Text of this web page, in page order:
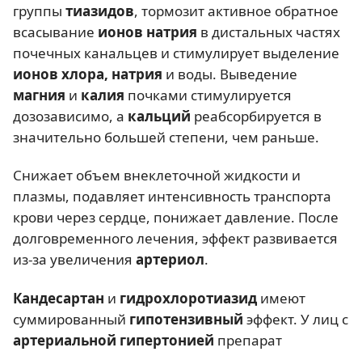
группы тиазидов, тормозит активное обратное
всасывание ионов натрия в дистальных частях
почечных канальцев и стимулирует выделение
ионов хлора, натрия и воды. Выведение
магния и калия почками стимулируется
дозозависимо, а кальций реабсорбируется в
значительно большей степени, чем раньше.
Снижает объем внеклеточной жидкости и
плазмы, подавляет интенсивность транспорта
крови через сердце, понижает давление. После
долговременного лечения, эффект развивается
из-за увеличения артериол.
Кандесартан и гидрохлоротиазид имеют
суммированный гипотензивный эффект. У лиц с
артериальной гипертонией препарат